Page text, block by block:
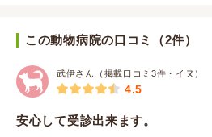
この動物病院の口コミ（2件）
武伊さん（掲載口コミ3件・イヌ）
4.5
安心して受診出来ます。